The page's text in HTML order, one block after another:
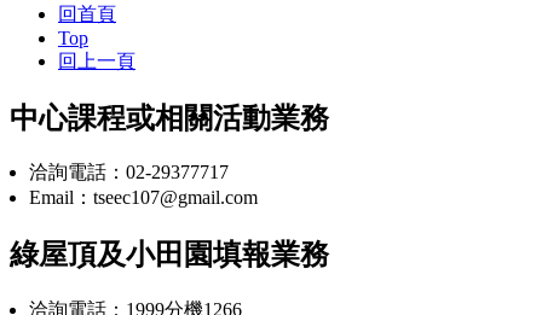
回首頁
Top
回上一頁
中心課程或相關活動業務
洽詢電話：02-29377717
Email：tseec107@gmail.com
綠屋頂及小田園填報業務
洽詢電話：1999分機1266